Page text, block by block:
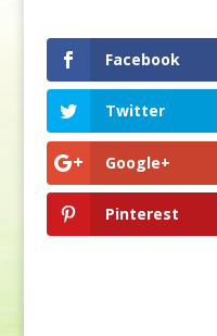
Facebook
Twitter
Google+
Pinterest